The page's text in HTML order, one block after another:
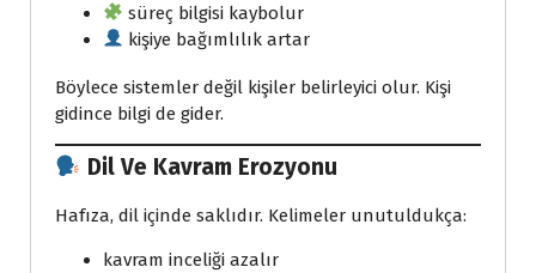
süreç bilgisi kaybolur
kişiye bağımlılık artar
Böylece sistemler değil kişiler belirleyici olur. Kişi
gidince bilgi de gider.
Dil Ve Kavram Erozyonu
Hafıza, dil içinde saklıdır. Kelimeler unutuldukça:
kavram inceliği azalır